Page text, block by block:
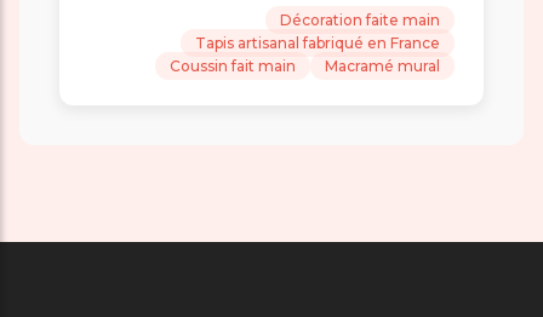
Décoration faite main
Tapis artisanal fabriqué en France
Coussin fait main
Macramé mural